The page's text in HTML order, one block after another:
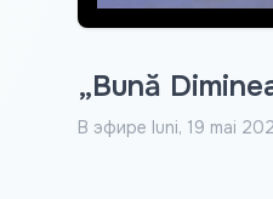
„Bună
В эфире luni, 19 mai